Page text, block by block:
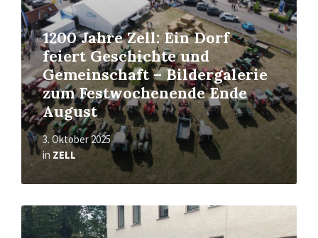
1200 Jahre Zell: Ein Dorf
feiert Geschichte und
Gemeinschaft – Bildergalerie
zum Festwochenende Ende
August
3. Oktober 2025
in ZELL
Read
More